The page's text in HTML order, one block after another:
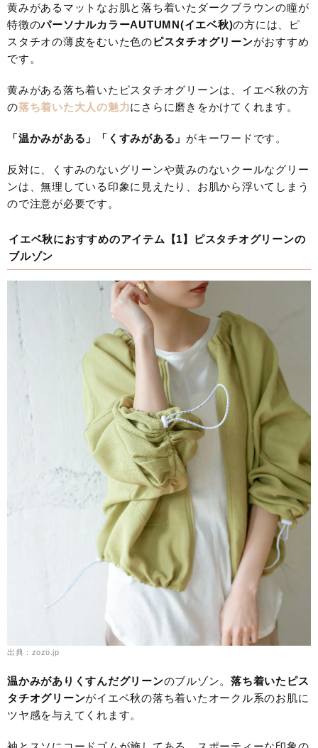
黄みがあるマットなお肌と落ち着いたダークブラウンの瞳が
特徴のパーソナルカラーAUTUMN(イエベ秋)の方には、ピ
スタチオの薄皮をむいた色のピスタチオグリーンがおすすめ
です。
黄みがある落ち着いたピスタチオグリーンは、イエベ秋の方
の落ち着いた大人の魅力にさらに磨きをかけてくれます。
「温かみがある」「くすみがある」 がキーワードです。
反対に、くすみのないグリーンや黄みのないクールなグリー
ンは、無理している印象に見えたり、お肌から浮いてしまう
ので注意が必要です。
イエベ秋におすすめのアイテム【1】ピスタチオグリーンの
ブルゾン
出典：zozo.jp
温かみがありくすんだグリーンのブルゾン。 落ち着いたピス
タチオグリーンがイエベ秋の落ち着いたオークル系のお肌に
ツヤ感を与えてくれます。